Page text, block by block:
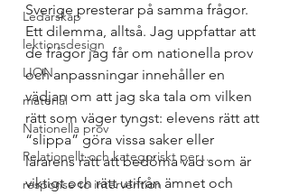
Ledarskap
lektionsdesign
LION
material
Nationella prov
Relationellt och kategoriskt per...
response to intervention
Sverige presterar på samma frågor.
Ett dilemma, alltså. Jag uppfattar att
de frågor jag får om nationella prov
och anpassningar innehåller en
vädjan om att jag ska tala om vilken
rätt som väger tyngst: elevens rätt att
“slippa” göra vissa saker eller
lärarens rätt att bedöma vad som är
viktigt och rätt utifrån ämnet och